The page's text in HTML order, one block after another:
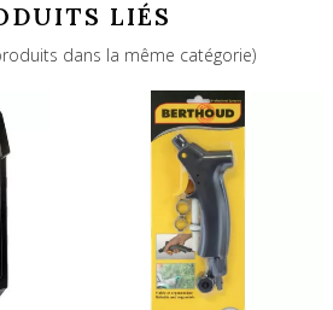
LIÉS
dans la même catégorie)